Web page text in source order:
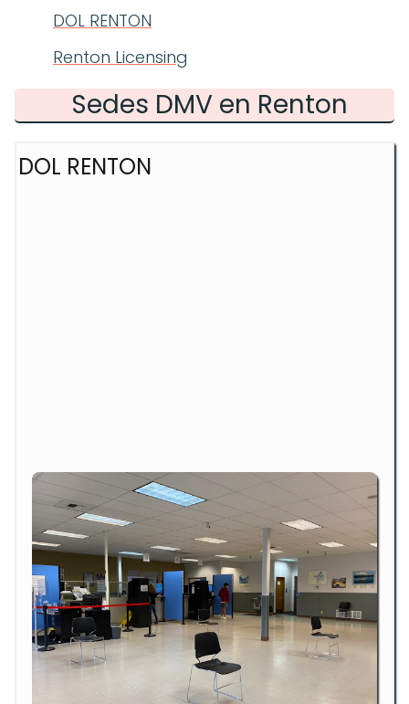
DOL RENTON
Renton Licensing
Sedes DMV en Renton
DOL RENTON